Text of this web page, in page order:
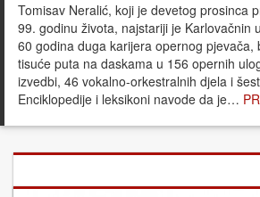
Tomisav Neralić, koji je devetog prosinca
99. godinu života, najstariji je Karlovačnin
60 godina duga karijera opernog pjevača,
tisuće puta na daskama u 156 opernih
izvedbi, 46 vokalno-orkestralnih djela i
Enciklopedije i leksikoni navode da je…